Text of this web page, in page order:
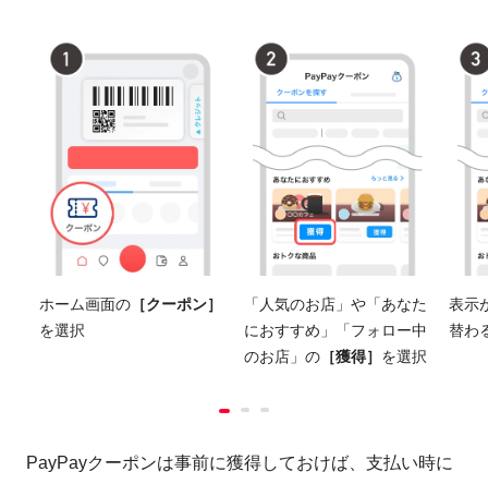
ホーム画面の ［クーポン］
を選択
「人気のお店」や「あなた
におすすめ」「フォロー中
のお店」の ［獲得］ を選択
表示
替わ
PayPayクーポンは事前に獲得しておけば、支払い時に